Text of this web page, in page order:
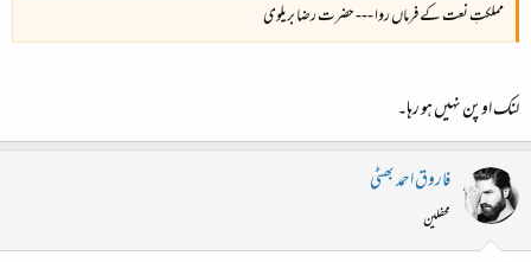
مملکتِ نعت کے فرماں روا --- حضرت رضا بریلوی
لنک اوپن نہیں ہو رہا۔
فاروق احمد بھٹی
محفلین